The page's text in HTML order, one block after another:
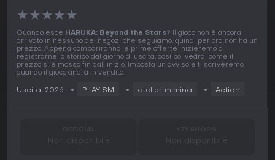
★★★★★
Quando esce HARUKA: Beyond the Stars? Il gioco non è ancora
arrivato in nessuno dei negozi che seguiamo, quindi per ora non ha un
prezzo. Appena compariranno le prime offerte inizieremo a
registrarne lo storico dal giorno di uscita, così poi vedrai come il
prezzo si è mosso fin dall'inizio. Imposta un avviso e ti scriveremo
quando il gioco andrà in vendita.
Uscita: 2026 PLAYISM atelier mimina Action
Non disponibile Non disponibile